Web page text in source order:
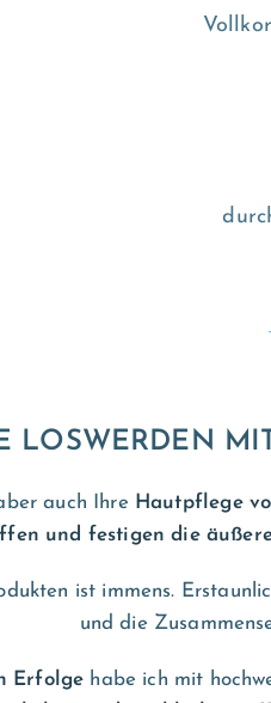
LOSWERDEN
auch Ihre Hautpflege
und festigen die
ist immens.
und die
Erfolge habe ich mit